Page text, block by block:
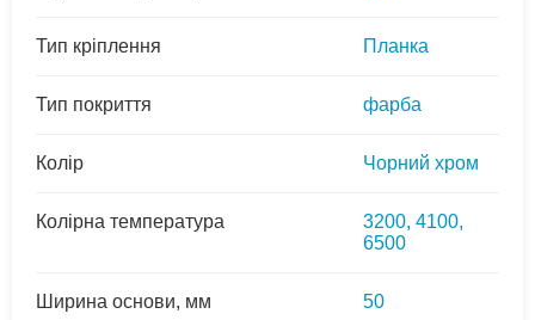
Тип кріплення Планка
Тип покриття фарба
Колір Чорний хром
Колірна температура
3200, 4100,
6500
Ширина основи, мм 50